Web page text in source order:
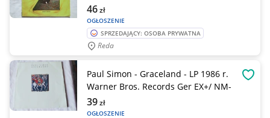
OGŁOSZENIE
46zł
SPRZEDAJĄCY: OSOBA PRYWATNA
Reda
Paul Simon - Graceland - LP 1986 r.
Warner Bros. Records Ger EX+/ NM-
OGŁOSZENIE
39zł